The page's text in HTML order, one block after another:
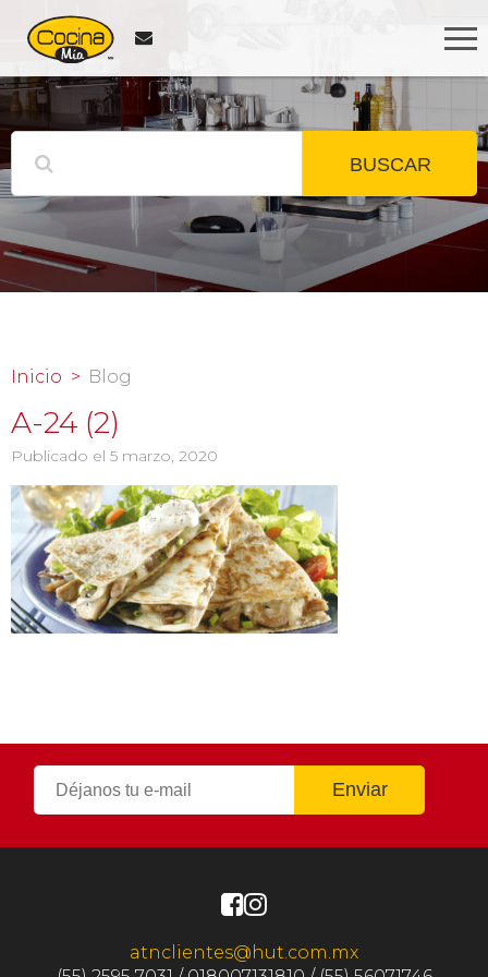
BUSCAR
Inicio Blog
A-24 (2)
Publicado el 5 marzo, 2020
atnclientes@hut.com.mx